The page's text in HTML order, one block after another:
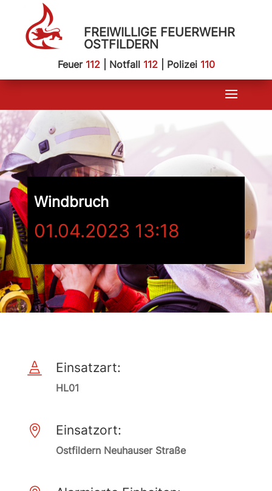
FREIWILLIGE FEUERWEHR
OSTFILDERN
Feuer 112| Notfall 112| Polizei 110
Windbruch
01.04.2023 13:18
 Einsatzart:
HL01
 Einsatzort:
Ostfildern Neuhauser Straße